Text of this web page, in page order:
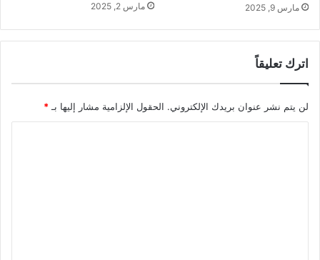
مارس 9, 2025 مارس 2, 2025
اترك تعليقاً
لن يتم نشر عنوان بريدك الإلكتروني. الحقول الإلزامية مشار إليها بـ*